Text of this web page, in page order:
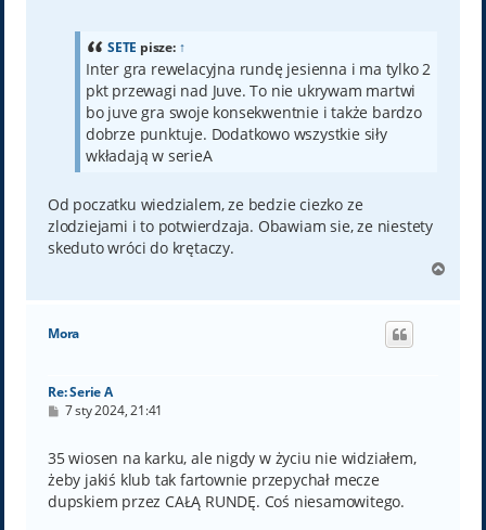
SETE pisze: ↑
Inter gra rewelacyjna rundę jesienna i ma tylko 2
pkt przewagi nad Juve. To nie ukrywam martwi
bo juve gra swoje konsekwentnie i także bardzo
dobrze punktuje. Dodatkowo wszystkie siły
wkładają w serieA
Od poczatku wiedzialem, ze bedzie ciezko ze
zlodziejami i to potwierdzaja. Obawiam sie, ze niestety
skeduto wróci do krętaczy.
g
Mora
Re: Serie A
P
t
7 sty 2024, 21:41
35 wiosen na karku, ale nigdy w życiu nie widziałem,
żeby jakiś klub tak fartownie przepychał mecze
dupskiem przez CAŁĄ RUNDĘ. Coś niesamowitego.